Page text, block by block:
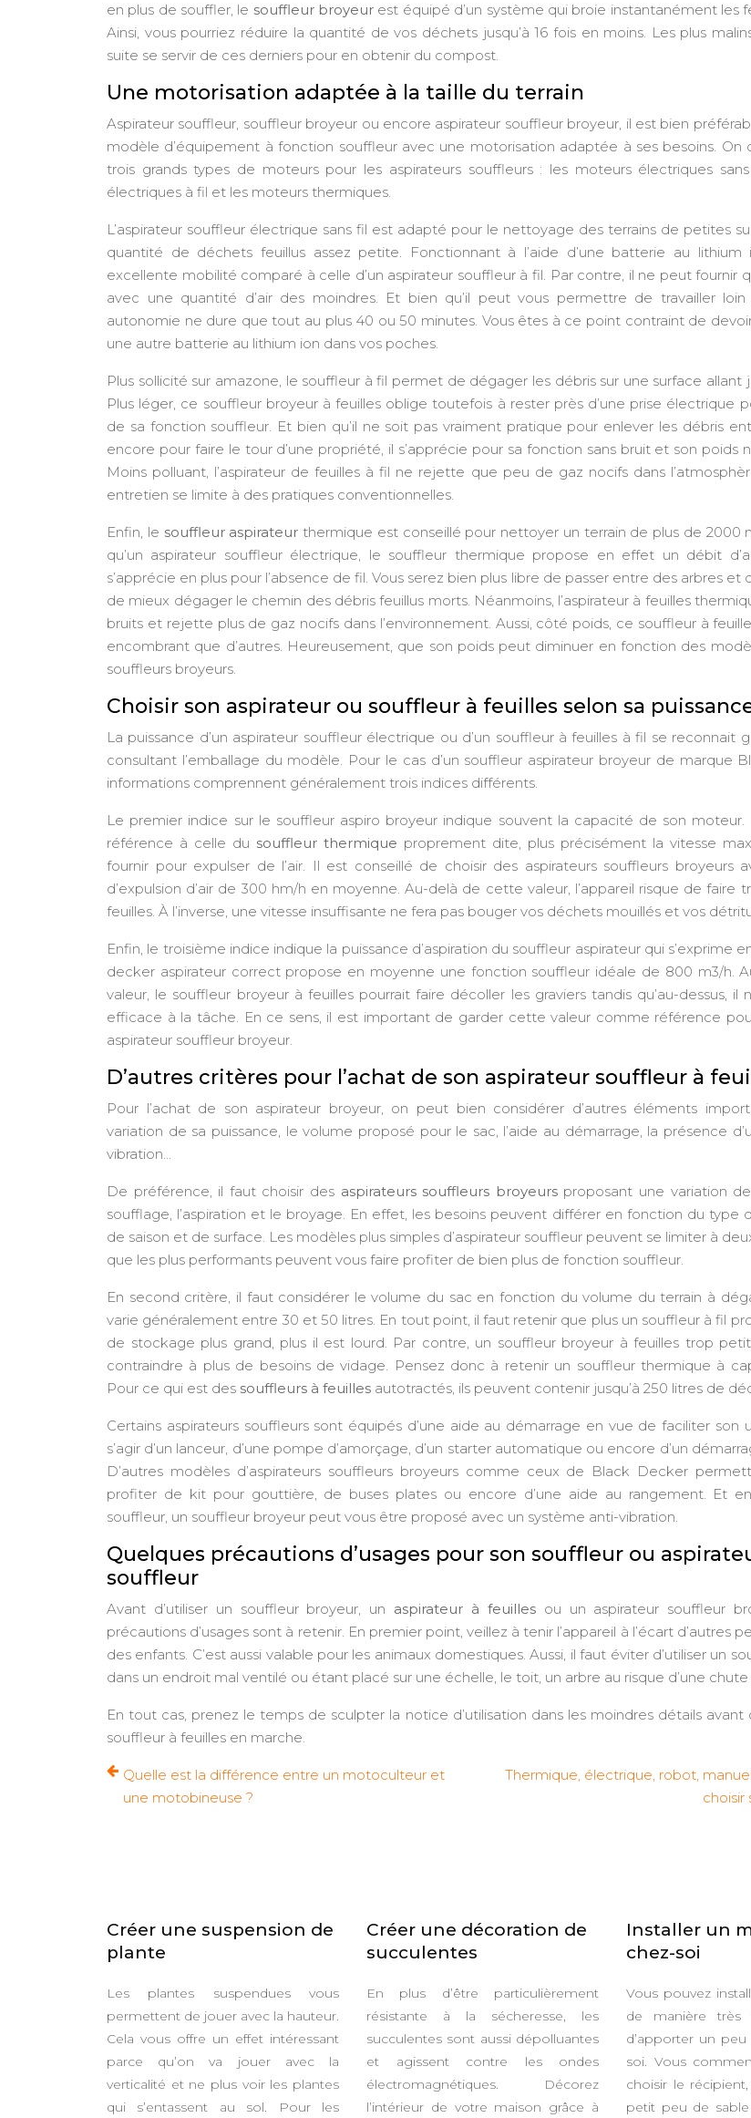
en plus de souffler, le souffleur broyeur est équipé d’un système qui broie instantanément les
Ainsi, vous pourriez réduire la quantité de vos déchets jusqu’à 16 fois en moins. Les plus
suite se servir de ces derniers pour en obtenir du compost.
Une motorisation adaptée à la taille du terrain
Aspirateur souffleur, souffleur broyeur ou encore aspirateur souffleur broyeur, il est bien
modèle d’équipement à fonction souffleur avec une motorisation adaptée à ses besoins. On
trois grands types de moteurs pour les aspirateurs souffleurs : les moteurs électriques
électriques à fil et les moteurs thermiques.
L’aspirateur souffleur électrique sans fil est adapté pour le nettoyage des terrains de petites
quantité de déchets feuillus assez petite. Fonctionnant à l’aide d’une batterie au
excellente mobilité comparé à celle d’un aspirateur souffleur à fil. Par contre, il ne peut fournir
avec une quantité d’air des moindres. Et bien qu’il peut vous permettre de travailler loin
autonomie ne dure que tout au plus 40 ou 50 minutes. Vous êtes à ce point contraint de
une autre batterie au lithium ion dans vos poches.
Plus sollicité sur amazone, le souffleur à fil permet de dégager les débris sur une surface allant
Plus léger, ce souffleur broyeur à feuilles oblige toutefois à rester près d’une prise électrique
de sa fonction souffleur. Et bien qu’il ne soit pas vraiment pratique pour enlever les débris
encore pour faire le tour d’une propriété, il s’apprécie pour sa fonction sans bruit et son poids
Moins polluant, l’aspirateur de feuilles à fil ne rejette que peu de gaz nocifs dans
entretien se limite à des pratiques conventionnelles.
Enfin, le souffleur aspirateur thermique est conseillé pour nettoyer un terrain de plus de 2000
qu’un aspirateur souffleur électrique, le souffleur thermique propose en effet un débit
s’apprécie en plus pour l’absence de fil. Vous serez bien plus libre de passer entre des arbres et
de mieux dégager le chemin des débris feuillus morts. Néanmoins, l’aspirateur à feuilles
bruits et rejette plus de gaz nocifs dans l’environnement. Aussi, côté poids, ce souffleur à
encombrant que d’autres. Heureusement, que son poids peut diminuer en fonction des
souffleurs broyeurs.
Choisir son aspirateur ou souffleur à feuilles selon sa
La puissance d’un aspirateur souffleur électrique ou d’un souffleur à feuilles à fil se reconnait
consultant l’emballage du modèle. Pour le cas d’un souffleur aspirateur broyeur de marque
informations comprennent généralement trois indices différents.
Le premier indice sur le souffleur aspiro broyeur indique souvent la capacité de son
référence à celle du souffleur thermique proprement dite, plus précisément la vitesse
fournir pour expulser de l’air. Il est conseillé de choisir des aspirateurs souffleurs broyeurs
d’expulsion d’air de 300 hm/h en moyenne. Au-delà de cette valeur, l’appareil risque de faire
feuilles. À l’inverse, une vitesse insuffisante ne fera pas bouger vos déchets mouillés et vos
Enfin, le troisième indice indique la puissance d’aspiration du souffleur aspirateur qui s’exprime
decker aspirateur correct propose en moyenne une fonction souffleur idéale de 800 m3/h.
valeur, le souffleur broyeur à feuilles pourrait faire décoller les graviers tandis qu’au-dessus, il
efficace à la tâche. En ce sens, il est important de garder cette valeur comme référence
aspirateur souffleur broyeur.
D’autres critères pour l’achat de son aspirateur souffleur à
Pour l’achat de son aspirateur broyeur, on peut bien considérer d’autres éléments
variation de sa puissance, le volume proposé pour le sac, l’aide au démarrage, la présence
vibration…
De préférence, il faut choisir des aspirateurs souffleurs broyeursproposant une variation
soufflage, l’aspiration et le broyage. En effet, les besoins peuvent différer en fonction du type
de saison et de surface. Les modèles plus simples d’aspirateur souffleur peuvent se limiter à
que les plus performants peuvent vous faire profiter de bien plus de fonction souffleur.
En second critère, il faut considérer le volume du sac en fonction du volume du terrain à
varie généralement entre 30 et 50 litres. En tout point, il faut retenir que plus un souffleur à fil
de stockage plus grand, plus il est lourd. Par contre, un souffleur broyeur à feuilles trop
contraindre à plus de besoins de vidage. Pensez donc à retenir un souffleur thermique à
Pour ce qui est des souffleurs à feuilles autotractés, ils peuvent contenir jusqu’à 250 litres de
Certains aspirateurs souffleurs sont équipés d’une aide au démarrage en vue de faciliter son
s’agir d’un lanceur, d’une pompe d’amorçage, d’un starter automatique ou encore d’un
D’autres modèles d’aspirateurs souffleurs broyeurs comme ceux de Black Decker
profiter de kit pour gouttière, de buses plates ou encore d’une aide au rangement. Et
souffleur, un souffleur broyeur peut vous être proposé avec un système anti-vibration.
Quelques précautions d’usages pour son souffleur ou
souffleur
Avant d’utiliser un souffleur broyeur, un aspirateur à feuillesou un aspirateur souffleur
précautions d’usages sont à retenir. En premier point, veillez à tenir l’appareil à l’écart d’autres
des enfants. C’est aussi valable pour les animaux domestiques. Aussi, il faut éviter d’utiliser un
dans un endroit mal ventilé ou étant placé sur une échelle, le toit, un arbre au risque d’une
En tout cas, prenez le temps de sculpter la notice d’utilisation dans les moindres détails
souffleur à feuilles en marche.
Quelle est la différence entre un motoculteur et
une motobineuse ?
Thermique, électrique, robot,
choisir
Créer une suspension de
plante
Les plantes suspendues vous
permettent de jouer avec la hauteur.
Cela vous offre un effet intéressant
parce qu’on va jouer avec la
verticalité et ne plus voir les plantes
qui s’entassent au sol. Pour les
Créer une décoration de
succulentes
En plus d’être particulièrement
résistante à la sécheresse, les
succulentes sont aussi dépolluantes
et agissent contre les ondes
électromagnétiques. Décorez
l’intérieur de votre maison grâce à
Installer un
chez-soi
Vous pouvez
de manière très
d’apporter un peu
soi. Vous
choisir le
petit peu de